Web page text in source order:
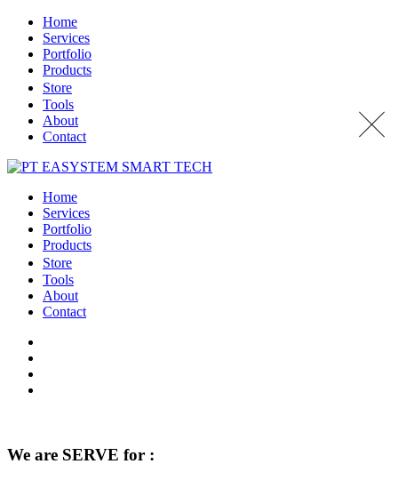
Home
Services
Portfolio
Products
Store
Tools
About
Contact
Home
Services
Portfolio
Products
Store
Tools
About
Contact
We are SERVE for :